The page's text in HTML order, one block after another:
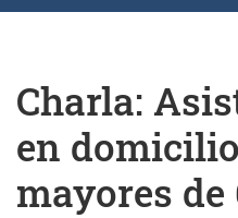
Charla:
en
mayores de